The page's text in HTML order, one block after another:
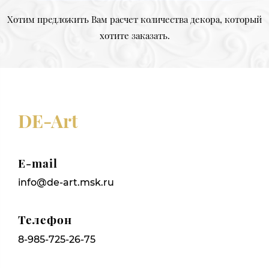
Хотим предложить Вам расчет количества декора, который
хотите заказать.
DE-Art
E-mail
info@de-art.msk.ru
Телефон
8-985-725-26-75